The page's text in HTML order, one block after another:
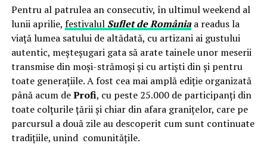
poziția de purtător de cuvânt, prin acțiuni și inacțiuni
inițiate în scopul prejudicierii noastre, a condus la
necesitatea tranșării în justiție a situației litigioase.
Considerăm că modalitatea prin care Președintele ASF a
înțeles să mandateze și să conducă poziția procesuală a
ASF în litigiul cu RST MEDIA trebuie analizată foarte
atent de către Parlamentul României și de către mass-
media, atâta timp cât acțiunile lui Mișu Negrițoiu au fost
de natură să submineze poziția judiciară a ASF, situație
creată de Mișu Negrițoiu atunci când a dispus ca
Pentru al patrulea an consecutiv, în ultimul weekend al
lunii aprilie, festivalul Suflet de Româniaa readus la
viață lumea satului de altădată, cu artizani ai gustului
autentic, meșteșugari gata să arate tainele unor meserii
transmise din moși-strămoși și cu artiști din și pentru
toate generațiile. A fost cea mai amplă ediție organizată
până acum deProfi, cu peste 25.000 de participanți din
toate colțurile țării și chiar din afara granițelor, care pe
parcursul a două zile au descoperit cum sunt continuate
tradițiile, unind comunitățile.